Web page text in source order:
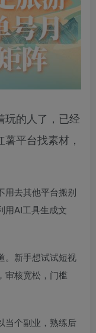
玩的人了，已经
平台找素材，
用去其他平台搬别
用AI工具生成文
。新手想试试短视
审核宽松，门槛
当个副业，熟练后